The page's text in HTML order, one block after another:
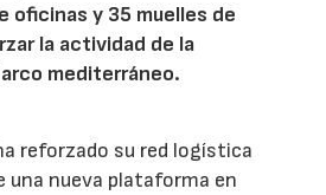
oficinas y 35 muelles de
la actividad de la
mediterráneo.
reforzado su red logística
una nueva plataforma en